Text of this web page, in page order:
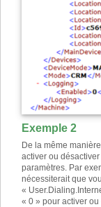
Exemple 2
De la même
activer ou
paramètres. Par
nécessiterait que
«
« 0 » pour activer ou